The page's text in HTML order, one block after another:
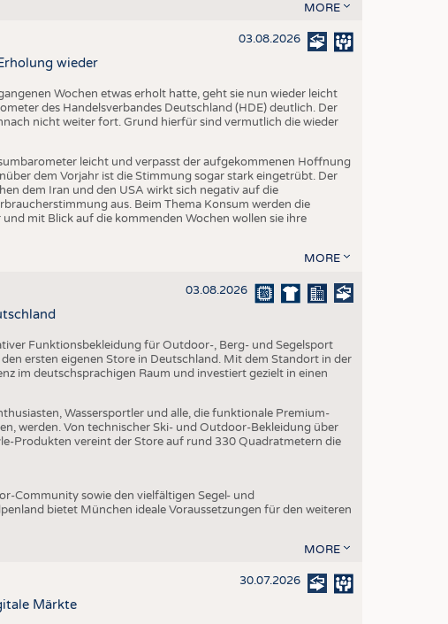
MORE
03.08.2026
wieder
Wochen etwas erholt hatte, geht sie nun wieder leicht
des Handelsverbandes Deutschland (HDE) deutlich. Der
nicht weiter fort. Grund hierfür sind vermutlich die wieder
leicht und verpasst der aufgekommenen Hoffnung
dem Vorjahr ist die Stimmung sogar stark eingetrübt. Der
dem Iran und den USA wirkt sich negativ auf die
aus. Beim Thema Konsum werden die
mit Blick auf die kommenden Wochen wollen sie ihre
MORE
03.08.2026
Funktionsbekleidung für Outdoor-, Berg- und Segelsport
ersten eigenen Store in Deutschland. Mit dem Standort in der
im deutschsprachigen Raum und investiert gezielt in einen
Wassersportler und alle, die funktionale Premium-
werden. Von technischer Ski- und Outdoor-Bekleidung über
Produkten vereint der Store auf rund 330 Quadratmetern die
Community sowie den vielfältigen Segel- und
bietet München ideale Voraussetzungen für den weiteren
MORE
30.07.2026
Märkte